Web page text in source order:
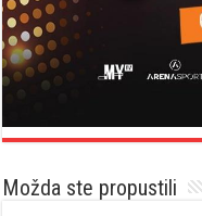
Možda ste propustili